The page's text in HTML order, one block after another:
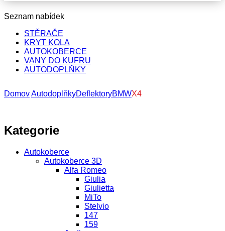
Seznam nabídek
STĚRAČE
KRYT KOLA
AUTOKOBERCE
VANY DO KUFRU
AUTODOPLŇKY
DomovAutodoplňkyDeflektoryBMWX4
Kategorie
Autokoberce
Autokoberce 3D
Alfa Romeo
Giulia
Giulietta
MiTo
Stelvio
147
159